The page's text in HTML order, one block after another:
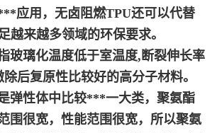
应用，无卤阻燃TPU还可以代替
越来越多领域的环保要求。
玻璃化温度低于室温度,断裂伸长率
后复原性比较好的高分子材料。
弹性体中比较***一大类，聚氨酯
围很宽，性能范围很宽，所以聚氨